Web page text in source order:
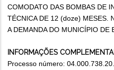
COMODATO DAS BOMBAS DE
TÉCNICA DE 12 (doze) MESES.
A DEMANDA DO MUNICÍPIO DE
INFORMAÇÕES
Processo número: